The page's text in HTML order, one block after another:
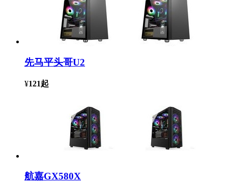
先马平头哥U2
¥121起
航嘉GX580X